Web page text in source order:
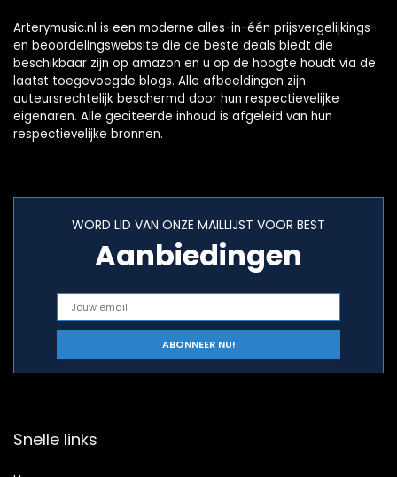
Arterymusic.nl is een moderne alles-in-één prijsvergelijkings-
en beoordelingswebsite die de beste deals biedt die
beschikbaar zijn op amazon en u op de hoogte houdt via de
laatst toegevoegde blogs. Alle afbeeldingen zijn
auteursrechtelijk beschermd door hun respectievelijke
eigenaren. Alle geciteerde inhoud is afgeleid van hun
respectievelijke bronnen.
WORD LID VAN ONZE MAILLIJST VOOR BEST
Aanbiedingen
Snelle links